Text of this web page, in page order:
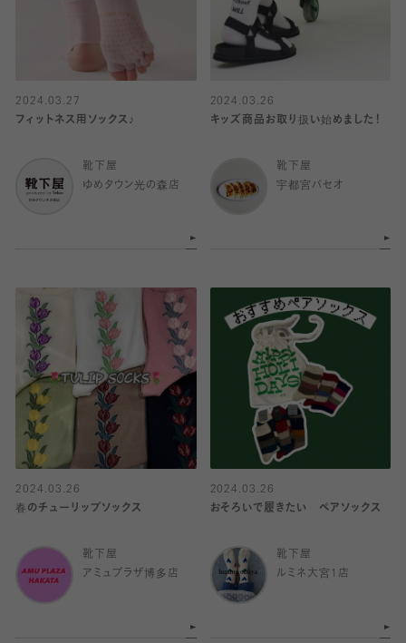
2024.03.27
フィットネス用ソックス♪
靴下屋
ゆめタウン光の森店
2024.03.26
キッズ商品お取り扱い始めました！
靴下屋
宇都宮パセオ
2024.03.26
春のチューリップソックス
靴下屋
アミュプラザ博多店
2024.03.26
おそろいで履きたい ペアソックス
靴下屋
ルミネ大宮1店